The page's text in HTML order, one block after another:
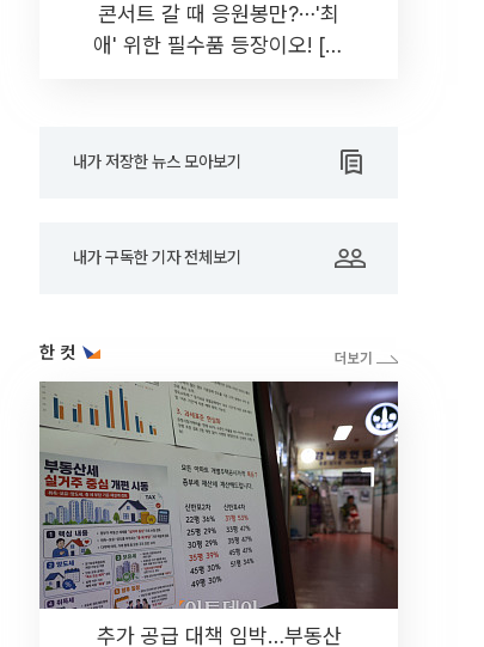
콘서트 갈 때 응원봉만?⋯'최
애' 위한 필수품 등장이오! [솔
내가 저장한 뉴스 모아보기
내가 구독한 기자 전체보기
한 컷
추가 공급 대책 임박…부동산